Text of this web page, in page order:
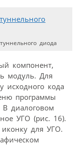
диода
компонент,
модуль. Для
исходного кода
программы
В диалоговом
УГО (рис. 16).
для УГО.